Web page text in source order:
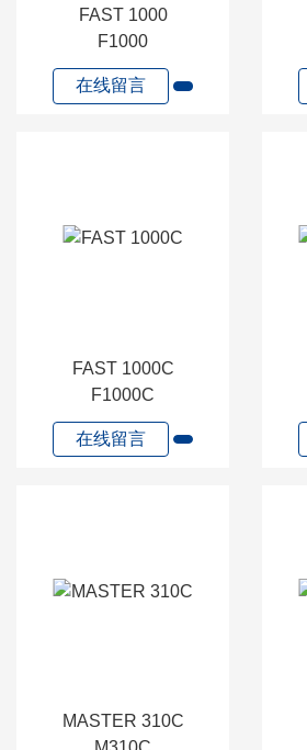
FAST 1000
F1000
在线留言
FAST 1000C
F1000C
在线留言
MASTER 310C